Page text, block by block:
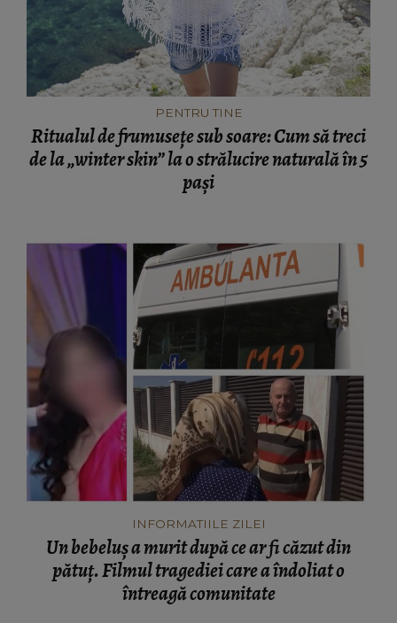
PENTRU TINE
Ritualul de frumusețe sub soare: Cum să treci
de la „winter skin” la o strălucire naturală în 5
pași
INFORMATIILE ZILEI
Un bebeluș a murit după ce ar fi căzut din
pătuț. Filmul tragediei care a îndoliat o
întreagă comunitate